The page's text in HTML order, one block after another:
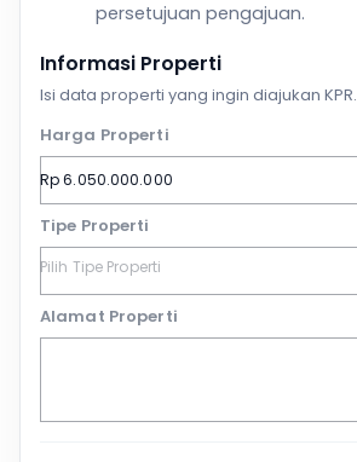
persetujuan pengajuan.
Informasi Properti
Isi data properti yang ingin diajukan KPR.
Harga Properti
Tipe Properti
Alamat Properti